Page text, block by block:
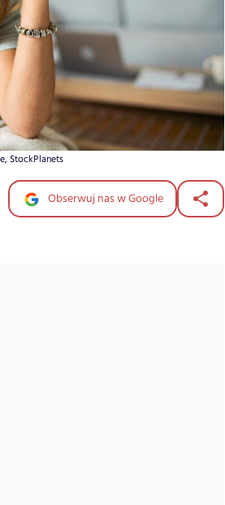
StockPlanets
Obserwuj nas w Google